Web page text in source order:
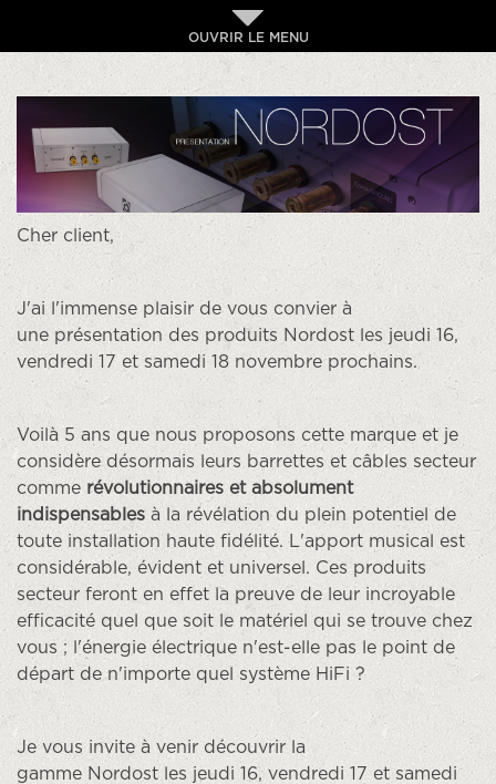
OUVRIR LE MENU
Cher client,
J'ai l'immense plaisir de vous convier à
une présentation des produits Nordost les jeudi 16,
vendredi 17 et samedi 18 novembre prochains.
Voilà 5 ans que nous proposons cette marque et je
considère désormais leurs barrettes et câbles secteur
comme révolutionnaires et absolument
indispensables à la révélation du plein potentiel de
toute installation haute fidélité. L'apport musical est
considérable, évident et universel. Ces produits
secteur feront en effet la preuve de leur incroyable
efficacité quel que soit le matériel qui se trouve chez
vous ; l'énergie électrique n'est-elle pas le point de
départ de n'importe quel système HiFi ?
Je vous invite à venir découvrir la
gamme Nordost les jeudi 16, vendredi 17 et samedi